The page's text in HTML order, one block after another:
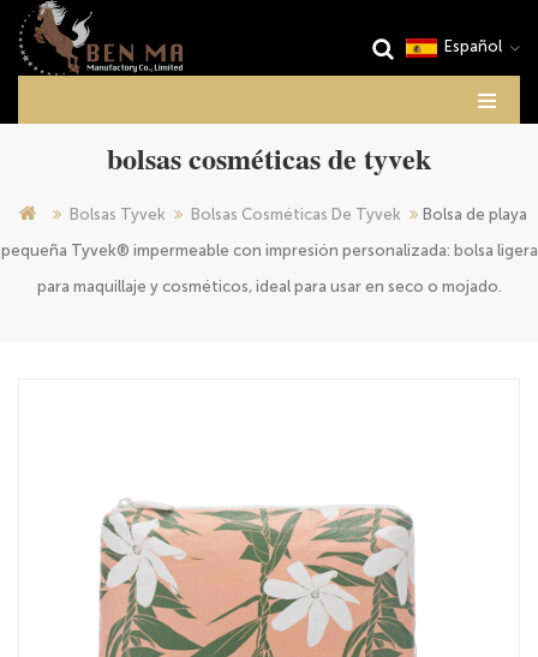
Español
bolsas cosméticas de tyvek
Bolsas Tyvek Bolsas Cosméticas De Tyvek
Bolsa de playa
pequeña Tyvek® impermeable con impresión personalizada: bolsa ligera
para maquillaje y cosméticos, ideal para usar en seco o mojado.